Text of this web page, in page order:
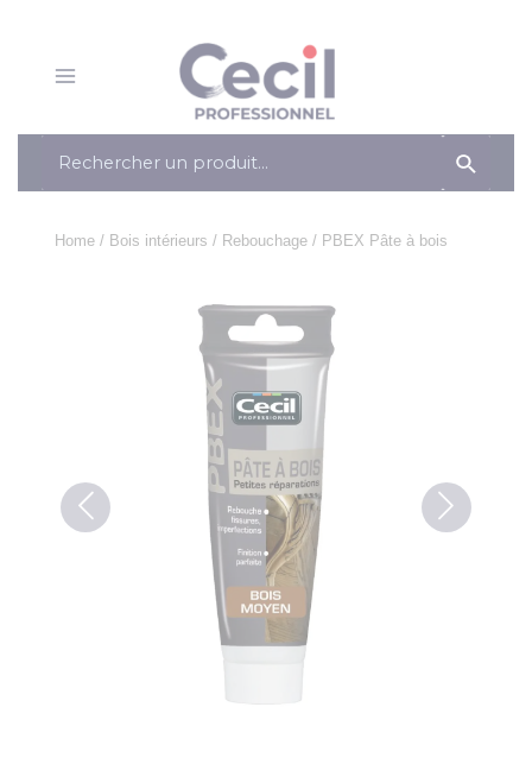
contenu
Menu
Search
for:
Home/ Bois intérieurs / Rebouchage/ PBEX Pâte à bois
Previous Next